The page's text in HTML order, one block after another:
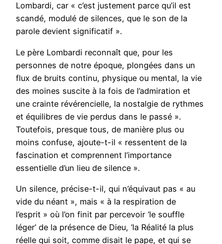
Lombardi, car « c’est justement parce qu’il est
scandé, modulé de silences, que le son de la
parole devient significatif ».
Le père Lombardi reconnaît que, pour les
personnes de notre époque, plongées dans un
flux de bruits continu, physique ou mental, la vie
des moines suscite à la fois de l’admiration et
une crainte révérencielle, la nostalgie de rythmes
et équilibres de vie perdus dans le passé ».
Toutefois, presque tous, de manière plus ou
moins confuse, ajoute-t-il « ressentent de la
fascination et comprennent l’importance
essentielle d’un lieu de silence ».
Un silence, précise-t-il, qui n’équivaut pas « au
vide du néant », mais « à la respiration de
l’esprit » où l’on finit par percevoir ‘le souffle
léger’ de la présence de Dieu, ‘la Réalité la plus
réelle qui soit, comme disait le pape, et qui se